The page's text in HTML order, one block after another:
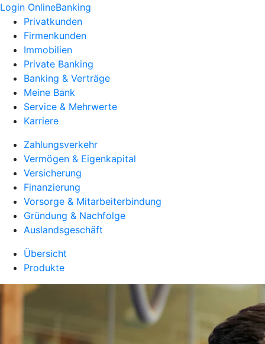
Login OnlineBanking
Privatkunden
Firmenkunden
Immobilien
Private Banking
Banking & Verträge
Meine Bank
Service & Mehrwerte
Karriere
Zahlungsverkehr
Vermögen & Eigenkapital
Versicherung
Finanzierung
Vorsorge & Mitarbeiterbindung
Gründung & Nachfolge
Auslandsgeschäft
Übersicht
Produkte